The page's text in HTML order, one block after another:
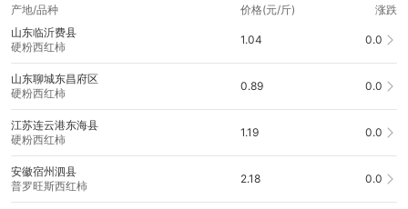
产地/品种 价格(元/斤)
涨跌
山东临沂费县
硬粉西红柿
1.04 0.0
山东聊城东昌府区
硬粉西红柿
0.89 0.0
江苏连云港东海县
硬粉西红柿
1.19 0.0
安徽宿州泗县
普罗旺斯西红柿
2.18 0.0